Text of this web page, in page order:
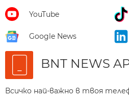
YouTube
Google News
BNT NEWS
Всичко най-важно в твоя